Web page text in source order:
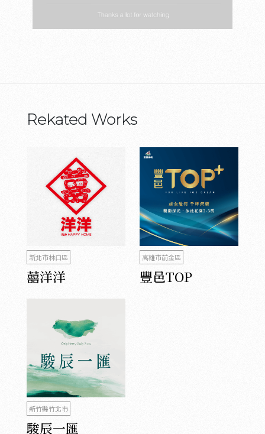
Rekated Works
新北市林口區
囍洋洋
高雄市前金區
豐邑TOP
新竹縣竹北市
駿辰一匯